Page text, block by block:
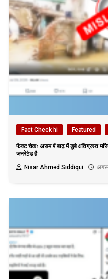
Fact Check hi Featured
फैक्ट चेकः असम में बाढ़ में डूबे क्षतिग्रस्त
जनरेटेड है
Nisar Ahmed Siddiqui